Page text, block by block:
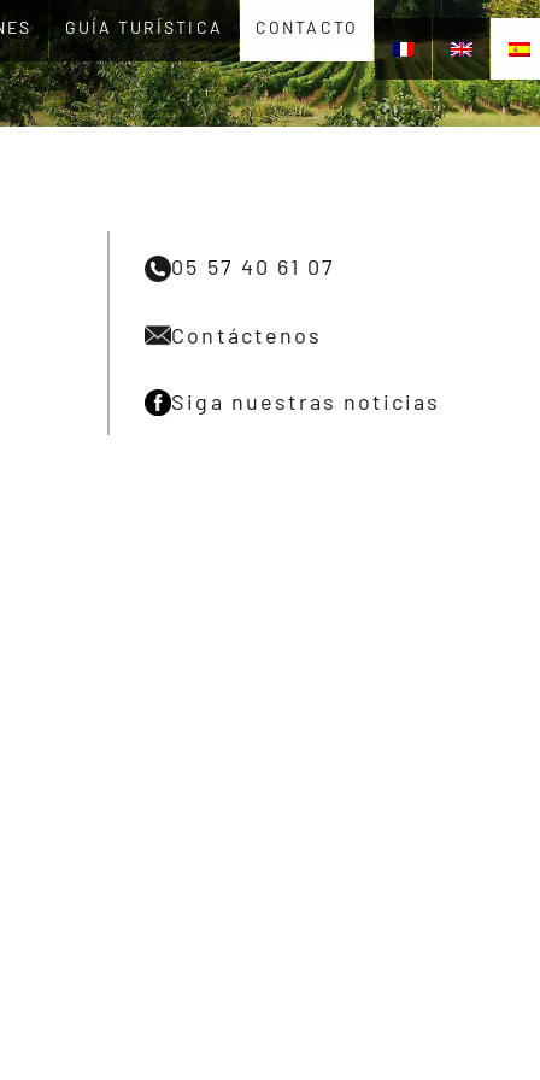
GUÍA TURÍSTICA CONTACTO
05 57 40 61 07
Contáctenos
Siga nuestras noticias